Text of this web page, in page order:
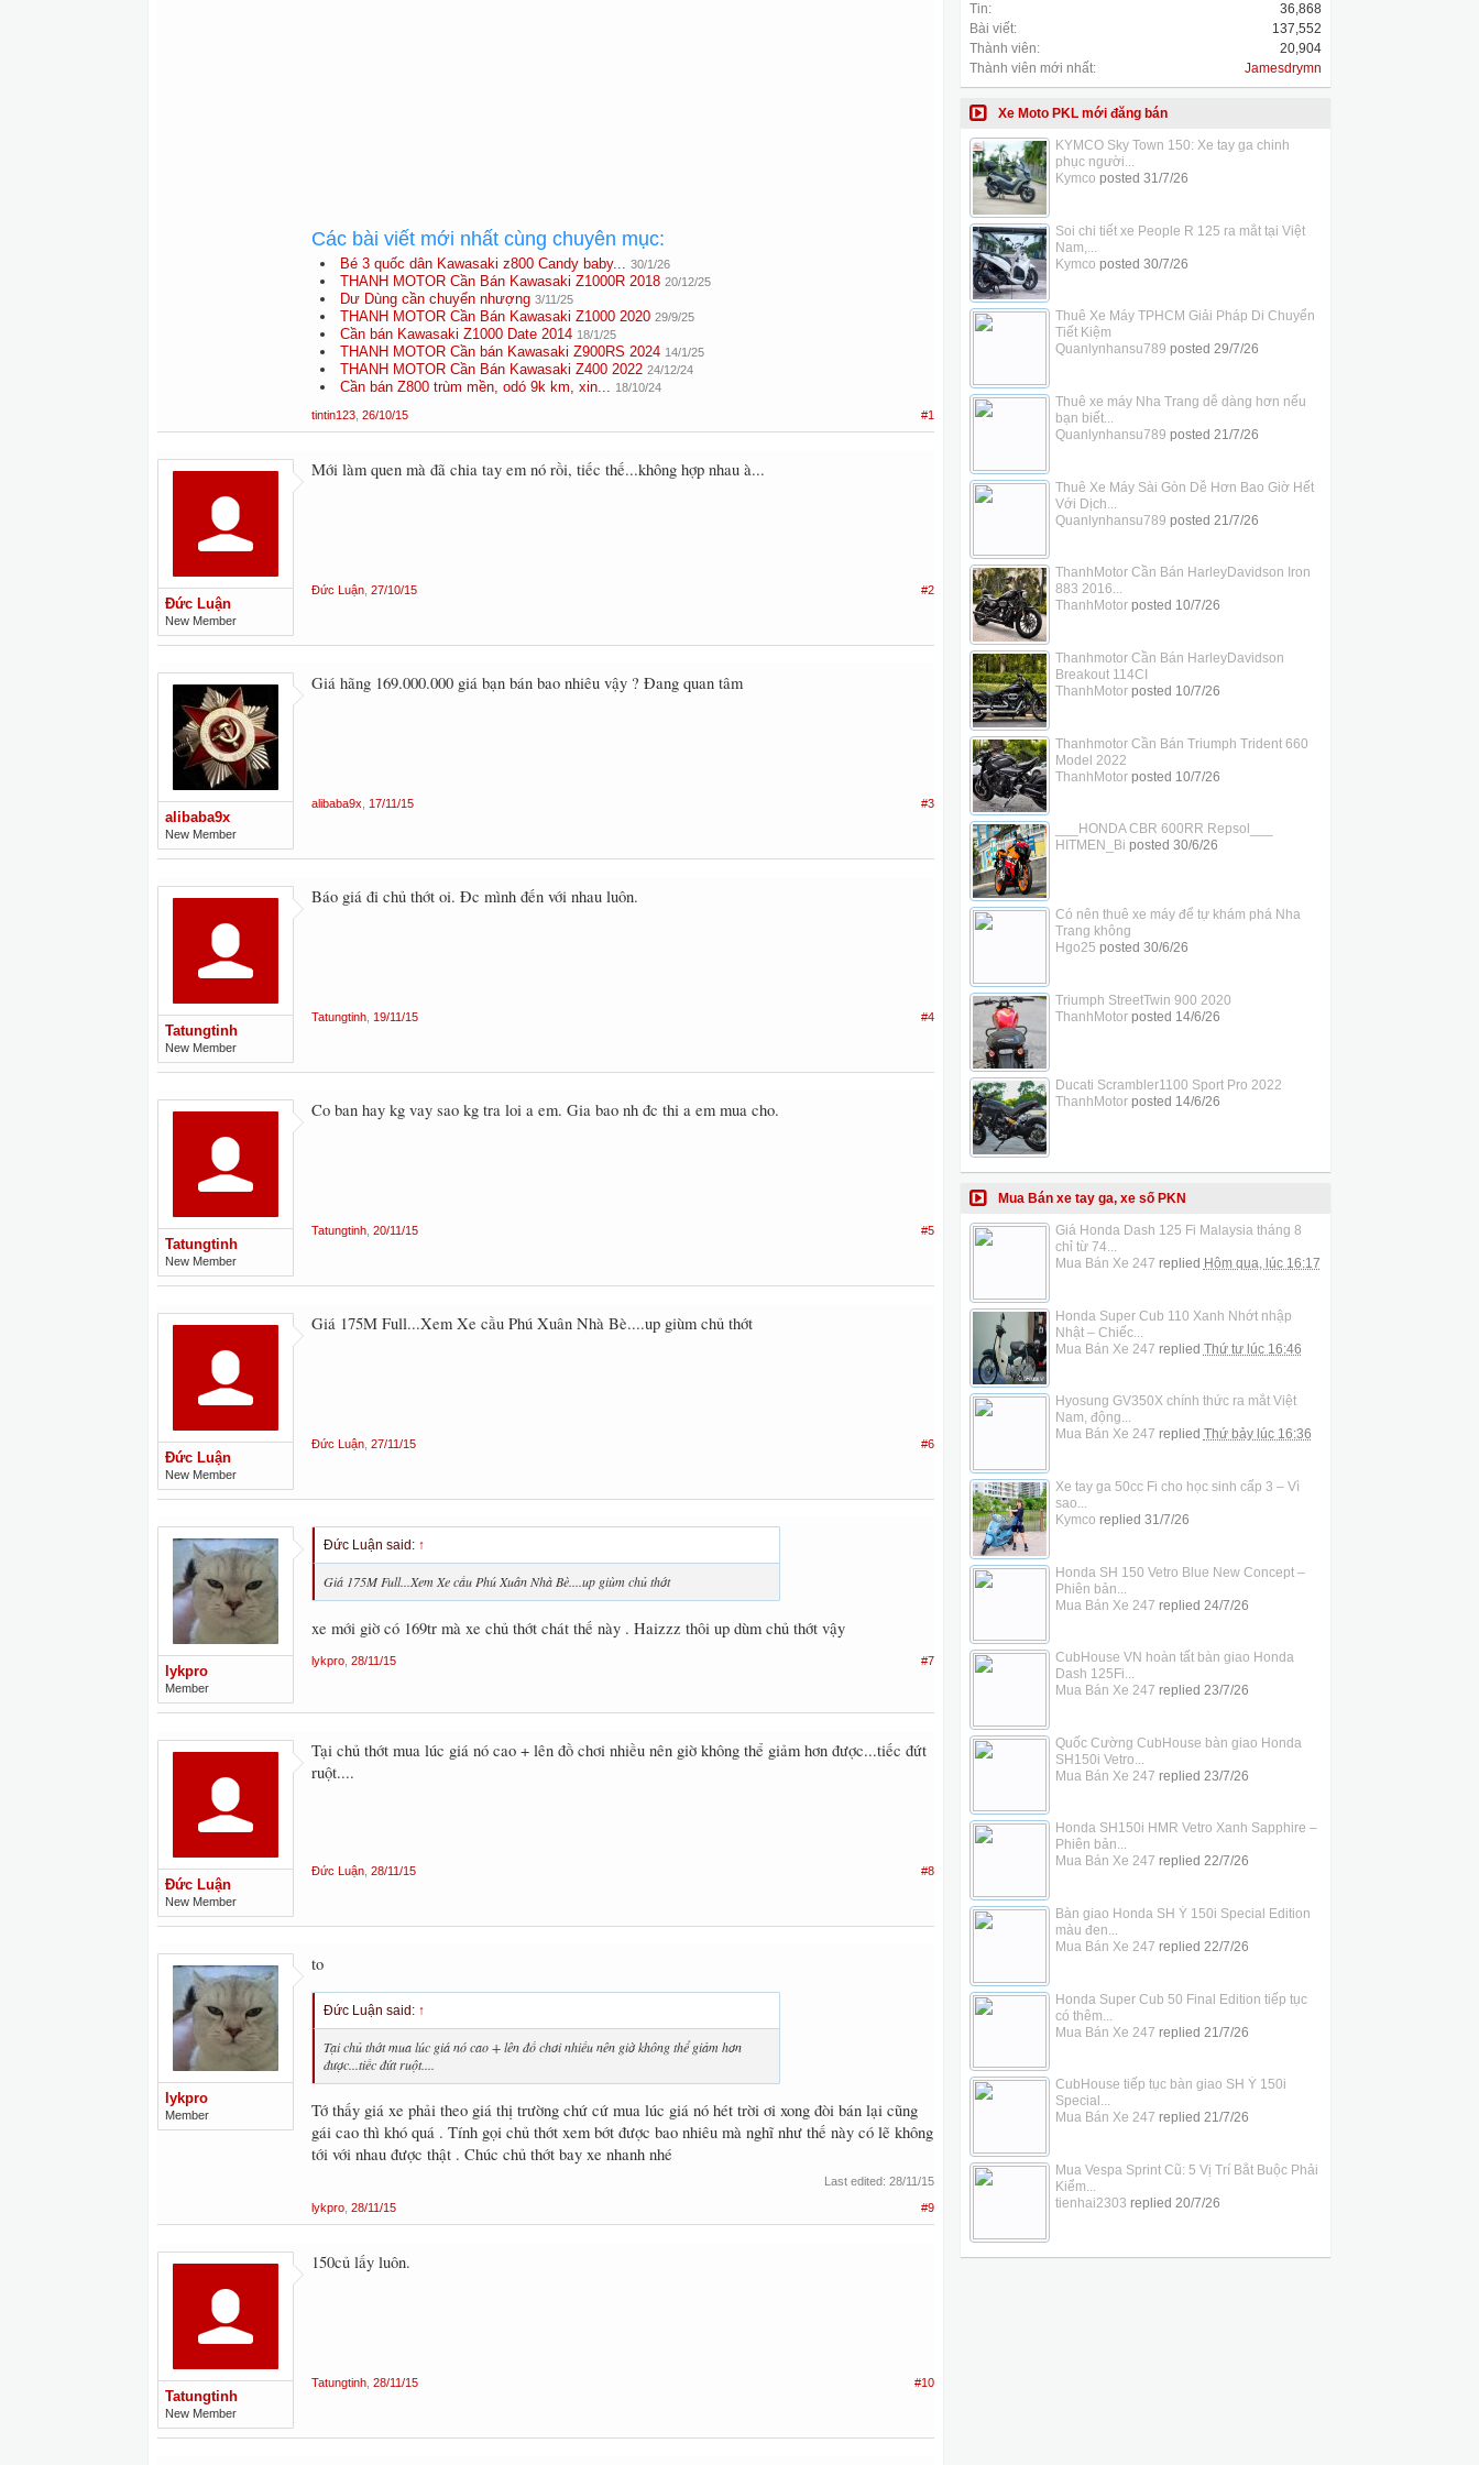
Các bài viết mới nhất cùng chuyên mục:
Bé 3 quốc dân Kawasaki z800 Candy baby... 30/1/26
THANH MOTOR Cần Bán Kawasaki Z1000R 2018 20/12/25
Dư Dùng cần chuyển nhượng 3/11/25
THANH MOTOR Cần Bán Kawasaki Z1000 2020 29/9/25
Cần bán Kawasaki Z1000 Date 2014 18/1/25
THANH MOTOR Cần bán Kawasaki Z900RS 2024 14/1/25
THANH MOTOR Cần Bán Kawasaki Z400 2022 24/12/24
Cần bán Z800 trùm mền, odó 9k km, xin... 18/10/24
tintin123 26/10/15 #1
Đức Luận
New Member
Mới làm quen mà đã chia tay em nó rồi, tiếc thế...không hợp nhau à...
Đức Luận 27/10/15 #2
alibaba9x
New Member
Giá hãng 169.000.000 giá bạn bán bao nhiêu vậy ? Đang quan tâm
alibaba9x 17/11/15 #3
Tatungtinh
New Member
Báo giá đi chủ thớt oi. Đc mình đến với nhau luôn.
Tatungtinh 19/11/15 #4
Tatungtinh
New Member
Co ban hay kg vay sao kg tra loi a em. Gia bao nh đc thi a em mua cho.
Tatungtinh 20/11/15 #5
Đức Luận
New Member
Giá 175M Full...Xem Xe cầu Phú Xuân Nhà Bè....up giùm chủ thớt
Đức Luận 27/11/15 #6
lykpro
Member
Đức Luận said: ↑
Giá 175M Full...Xem Xe cầu Phú Xuân Nhà Bè....up giùm chủ thớt
xe mới giờ có 169tr mà xe chủ thớt chát thế này . Haizzz thôi up dùm chủ thớt vậy
lykpro 28/11/15 #7
Đức Luận
New Member
Tại chủ thớt mua lúc giá nó cao + lên đồ chơi nhiều nên giờ không thể giảm hơn được...tiếc đứt
ruột....
Đức Luận 28/11/15 #8
lykpro
Member
to
Đức Luận said: ↑
Tại chủ thớt mua lúc giá nó cao + lên đồ chơi nhiều nên giờ không thể giảm hơn
được...tiếc đứt ruột....
Tớ thấy giá xe phải theo giá thị trường chứ cứ mua lúc giá nó hét trời ơi xong đòi bán lại cũng
gái cao thì khó quá . Tính gọi chủ thớt xem bớt được bao nhiêu mà nghĩ như thế này có lẽ không
tới với nhau được thật . Chúc chủ thớt bay xe nhanh nhé
Last edited: 28/11/15
lykpro 28/11/15 #9
Tatungtinh
New Member
150củ lấy luôn.
Tatungtinh 28/11/15 #10
Tin:
36,868
Bài viết:
137,552
Thành viên:
20,904
Thành viên mới nhất:
Jamesdrymn
Xe Moto PKL mới đăng bán
KYMCO Sky Town 150: Xe tay ga chinh
phục người...
Kymco posted 31/7/26
Soi chi tiết xe People R 125 ra mắt tại Việt
Nam,...
Kymco posted 30/7/26
Thuê Xe Máy TPHCM Giải Pháp Di Chuyển
Tiết Kiệm
Quanlynhansu789 posted 29/7/26
Thuê xe máy Nha Trang dễ dàng hơn nếu
bạn biết...
Quanlynhansu789 posted 21/7/26
Thuê Xe Máy Sài Gòn Dễ Hơn Bao Giờ Hết
Với Dịch...
Quanlynhansu789 posted 21/7/26
ThanhMotor Cần Bán HarleyDavidson Iron
883 2016...
ThanhMotorposted 10/7/26
Thanhmotor Cần Bán HarleyDavidson
Breakout 114CI
ThanhMotorposted 10/7/26
Thanhmotor Cần Bán Triumph Trident 660
Model 2022
ThanhMotorposted 10/7/26
___HONDA CBR 600RR Repsol___
HITMEN_Bi posted 30/6/26
Có nên thuê xe máy để tự khám phá Nha
Trang không
Hgo25 posted 30/6/26
Triumph StreetTwin 900 2020
ThanhMotorposted 14/6/26
Ducati Scrambler1100 Sport Pro 2022
ThanhMotorposted 14/6/26
Mua Bán xe tay ga, xe số PKN
Giá Honda Dash 125 Fi Malaysia tháng 8
chỉ từ 74...
Mua Bán Xe 247 replied Hôm qua, lúc 16:17
Honda Super Cub 110 Xanh Nhớt nhập
Nhật – Chiếc...
Mua Bán Xe 247 replied Thứ tư lúc 16:46
Hyosung GV350X chính thức ra mắt Việt
Nam, động...
Mua Bán Xe 247 replied Thứ bảy lúc 16:36
Xe tay ga 50cc Fi cho học sinh cấp 3 – Vì
sao...
Kymco replied 31/7/26
Honda SH 150 Vetro Blue New Concept –
Phiên bản...
Mua Bán Xe 247 replied 24/7/26
CubHouse VN hoàn tất bàn giao Honda
Dash 125Fi...
Mua Bán Xe 247 replied 23/7/26
Quốc Cường CubHouse bàn giao Honda
SH150i Vetro...
Mua Bán Xe 247 replied 23/7/26
Honda SH150i HMR Vetro Xanh Sapphire –
Phiên bản...
Mua Bán Xe 247 replied 22/7/26
Bàn giao Honda SH Ý 150i Special Edition
màu đen...
Mua Bán Xe 247 replied 22/7/26
Honda Super Cub 50 Final Edition tiếp tục
có thêm...
Mua Bán Xe 247 replied 21/7/26
CubHouse tiếp tục bàn giao SH Ý 150i
Special...
Mua Bán Xe 247 replied 21/7/26
Mua Vespa Sprint Cũ: 5 Vị Trí Bắt Buộc Phải
Kiểm...
tienhai2303 replied 20/7/26